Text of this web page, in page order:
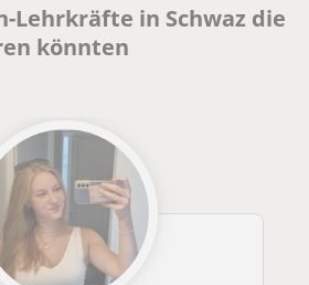
Lehrkräfte in Schwaz die
könnten